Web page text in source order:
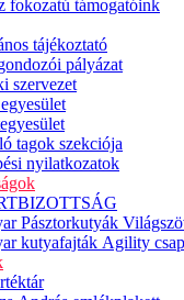
fokozatú támogatóink
tájékoztató
pályázat
szervezet
tagok szekciója
nyilatkozatok
Pásztorkutyák
kutyafajták Agility